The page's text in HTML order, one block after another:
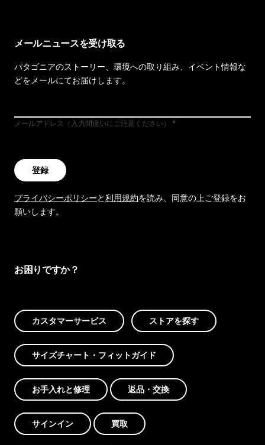
メールニュースを受け取る
パタゴニアのストーリー、環境への取り組み、イベント情報な
どをメールにてお届けします。
メールアドレス（入力間違いにご注意ください）
登録
プライバシーポリシーと利用規約を読み、同意の上ご登録をお
願いします。
お困りですか？
カスタマーサービス ストアを探す
サイズチャート・フィットガイド
お手入れと修理 返品・交換
サインイン 買取